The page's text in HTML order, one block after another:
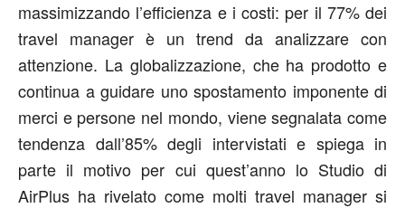
massimizzando l’efficienza e i costi: per il 77% dei
travel manager è un trend da analizzare con
attenzione. La globalizzazione, che ha prodotto e
continua a guidare uno spostamento imponente di
merci e persone nel mondo, viene segnalata come
tendenza dall’85% degli intervistati e spiega in
parte il motivo per cui quest’anno lo Studio di
AirPlus ha rivelato come molti travel manager si